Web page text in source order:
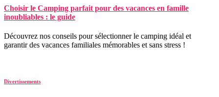
Choisir le Camping parfait pour des vacances en famille
inoubliables : le guide
Découvrez nos conseils pour sélectionner le camping idéal et
garantir des vacances familiales mémorables et sans stress !
Divertissements